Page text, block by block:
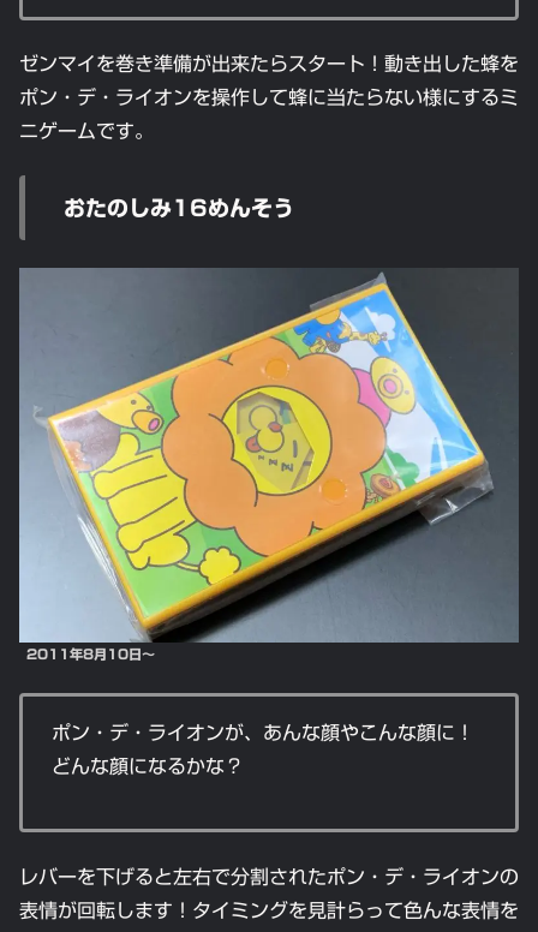
ゼンマイを巻き準備が出来たらスタート！動き出した蜂を
ポン・デ・ライオンを操作して蜂に当たらない様にするミ
ニゲームです。
おたのしみ16めんそう
2011年8月10日～
ポン・デ・ライオンが、あんな顔やこんな顔に！
どんな顔になるかな？
レバーを下げると左右で分割されたポン・デ・ライオンの
表情が回転します！タイミングを見計らって色んな表情を